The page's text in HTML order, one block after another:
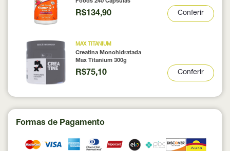
Foods 240 Cápsulas
R$134,90 Conferir
MAX TITANIUM
Creatina Monohidratada
Max Titanium 300g
R$75,10 Conferir
Formas de Pagamento